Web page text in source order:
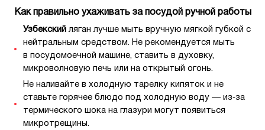
Как правильно ухаживать за посудой ручной работы
Узбекский ляган лучше мыть вручную мягкой губкой с
нейтральным средством. Не рекомендуется мыть
в посудомоечной машине, ставить в духовку,
микроволновую печь или на открытый огонь.
Не наливайте в холодную тарелку кипяток и не
ставьте горячее блюдо под холодную воду — из‑за
термического шока на глазури могут появиться
микротрещины.